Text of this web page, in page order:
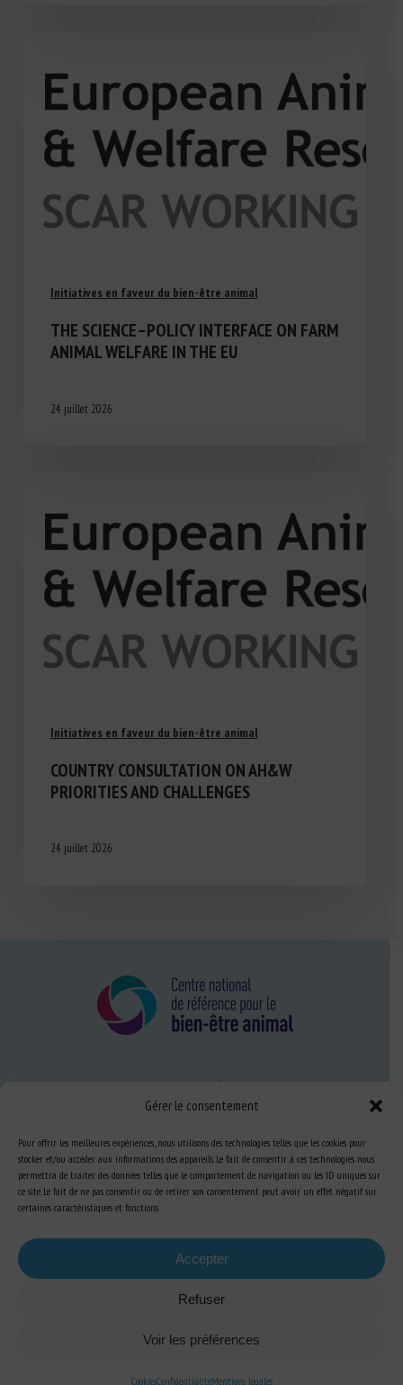
Gérer le consentement
Pour offrir les meilleures expériences, nous utilisons des technologies telles que les cookies pour
stocker et/ou accéder aux informations des appareils. Le fait de consentir à ces technologies nous
permettra de traiter des données telles que le comportement de navigation ou les ID uniques sur
ce site. Le fait de ne pas consentir ou de retirer son consentement peut avoir un effet négatif sur
certaines caractéristiques et fonctions.
Accepter
Refuser
Voir les préférences
CookiesConfidentialitéMentions légales
Initiatives en faveur du bien-être animal
THE SCIENCE–POLICY INTERFACE ON FARM
ANIMAL WELFARE IN THE EU
24 juillet 2026
Initiatives en faveur du bien-être animal
COUNTRY CONSULTATION ON AH&W
PRIORITIES AND CHALLENGES
24 juillet 2026
Nous connaître
FAQ
Expertise
S’informer sur le BEA
Se former au BEA
Ressources
S’abonner aux actualités